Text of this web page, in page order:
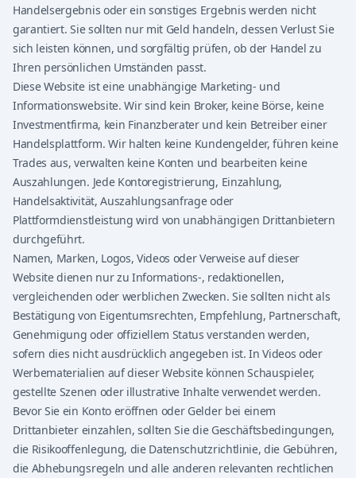
Handelsergebnis oder ein sonstiges Ergebnis werden nicht
garantiert. Sie sollten nur mit Geld handeln, dessen Verlust Sie
sich leisten können, und sorgfältig prüfen, ob der Handel zu
Ihren persönlichen Umständen passt.
Diese Website ist eine unabhängige Marketing- und
Informationswebsite. Wir sind kein Broker, keine Börse, keine
Investmentfirma, kein Finanzberater und kein Betreiber einer
Handelsplattform. Wir halten keine Kundengelder, führen keine
Trades aus, verwalten keine Konten und bearbeiten keine
Auszahlungen. Jede Kontoregistrierung, Einzahlung,
Handelsaktivität, Auszahlungsanfrage oder
Plattformdienstleistung wird von unabhängigen Drittanbietern
durchgeführt.
Namen, Marken, Logos, Videos oder Verweise auf dieser
Website dienen nur zu Informations-, redaktionellen,
vergleichenden oder werblichen Zwecken. Sie sollten nicht als
Bestätigung von Eigentumsrechten, Empfehlung, Partnerschaft,
Genehmigung oder offiziellem Status verstanden werden,
sofern dies nicht ausdrücklich angegeben ist. In Videos oder
Werbematerialien auf dieser Website können Schauspieler,
gestellte Szenen oder illustrative Inhalte verwendet werden.
Bevor Sie ein Konto eröffnen oder Gelder bei einem
Drittanbieter einzahlen, sollten Sie die Geschäftsbedingungen,
die Risikooffenlegung, die Datenschutzrichtlinie, die Gebühren,
die Abhebungsregeln und alle anderen relevanten rechtlichen